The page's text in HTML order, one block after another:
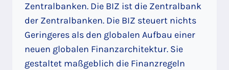
Zentralbanken. Die BIZ ist die Zentralbank
der Zentralbanken. Die BIZ steuert nichts
Geringeres als den globalen Aufbau einer
neuen globalen Finanzarchitektur. Sie
gestaltet maßgeblich die Finanzregeln